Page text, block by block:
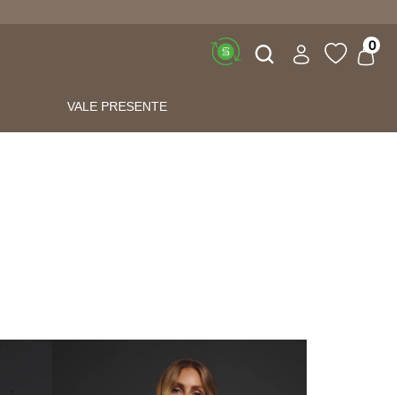
Buscar 0
VALE PRESENTE